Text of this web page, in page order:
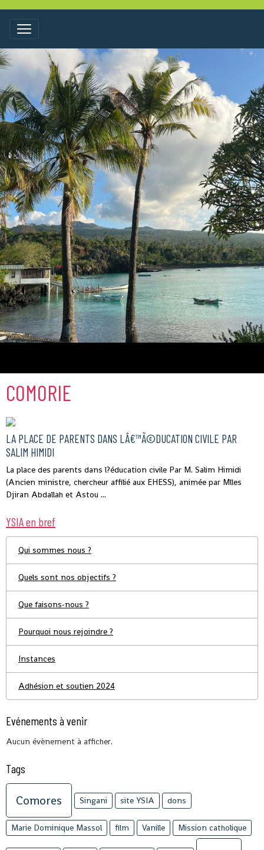
COMORIE
LA PLACE DE PARENTS DANS LÂ€™Ã©DUCATION CIVILE PAR
SALIM HIMIDI
La place des parents dans l?éducation civile Par M. Salim Himidi
(Ancien ministre, chercheur affilié aux EHESS), animée par Mlles
Djiran Abdallah et Astou ...
YSIA en bref
Qui sommes nous ?
Quels sont nos objectifs ?
Que faisons-nous ?
Pourquoi nous rejoindre ?
Instances
Adhésion et soutien 2024
Evénements à venir
Aucun évènement à afficher.
Tags
Comores Singani site YSIA dons
Marie Dominique Massol film Vanille Mission catholique